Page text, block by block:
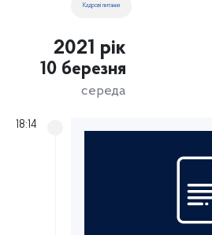
Кадрові питання
2021 рік
10 березня
середа
18:14